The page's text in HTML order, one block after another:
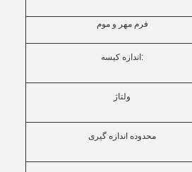
فرم مهر و موم
اندازه کیسه:
ولتاژ
محدوده اندازه گیری